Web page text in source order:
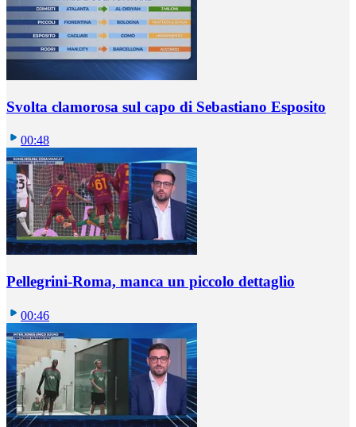
Svolta clamorosa sul capo di Sebastiano Esposito
00:48
Pellegrini-Roma, manca un piccolo dettaglio
00:46